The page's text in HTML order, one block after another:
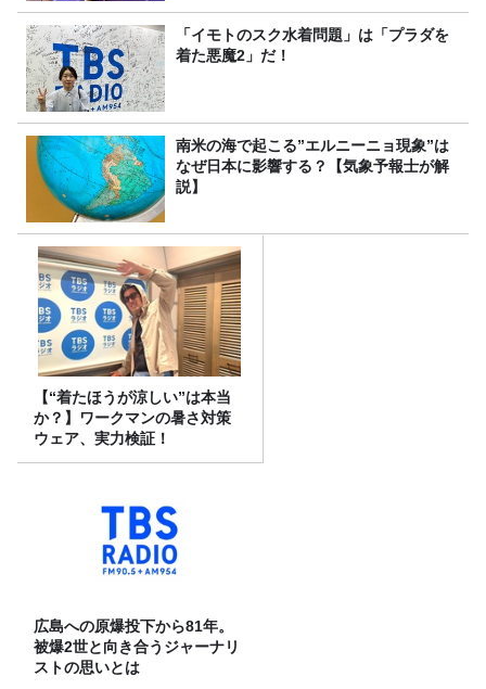
「イモトのスク水着問題」は「プラダを
着た悪魔2」だ！
南米の海で起こる”エルニーニョ現象”は
なぜ日本に影響する？【気象予報士が解
説】
【“着たほうが涼しい”は本当
か？】ワークマンの暑さ対策
ウェア、実力検証！
広島への原爆投下から81年。
被爆2世と向き合うジャーナリ
ストの思いとは